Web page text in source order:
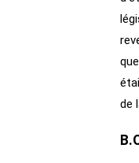
de